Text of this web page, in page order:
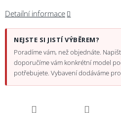
Detailní informace
NEJSTE SI JISTÍ VÝBĚREM?
Poradíme vám, než objednáte.
doporučíme vám konkrétní model
potřebujete. Vybavení dodáváme